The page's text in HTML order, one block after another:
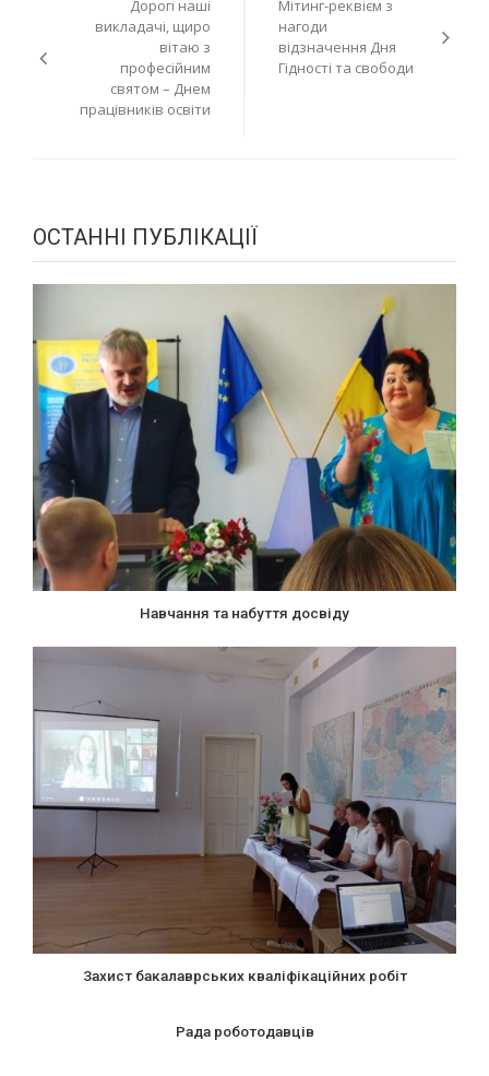
записів
Дорогі наші
викладачі, щиро
вітаю з
професійним
святом – Днем
працівників освіти
Мітинг-реквієм з
нагоди
відзначення Дня
Гідності та свободи
ОСТАННІ ПУБЛІКАЦІЇ
Навчання та набуття досвіду
Захист бакалаврських кваліфікаційних робіт
Рада роботодавців